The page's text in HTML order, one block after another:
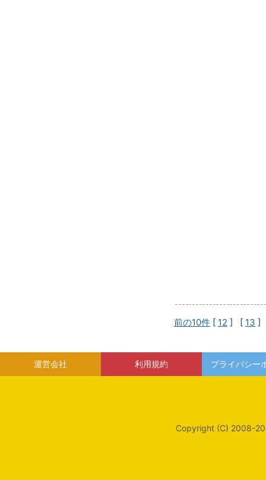
前の10件 [ 12 ] [ 13 ]
運営会社 利用規約 プライバシー
Copyright (C) 2008-